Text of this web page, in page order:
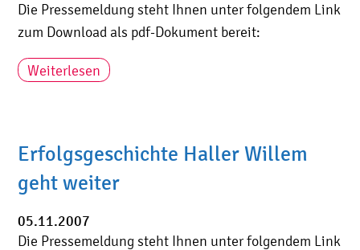
Die Pressemeldung steht Ihnen unter folgendem Link
zum Download als pdf-Dokument bereit:
Weiterlesen
Erfolgsgeschichte Haller Willem
geht weiter
05.11.2007
Die Pressemeldung steht Ihnen unter folgendem Link